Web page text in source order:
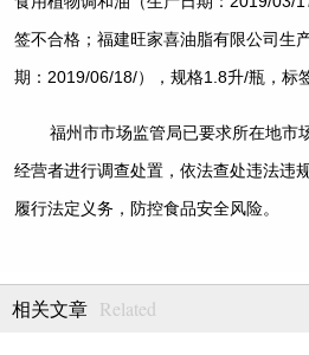
签不合格；福建旺家喜油脂有限公司生
期：2019/06/18/），规格1.8升/瓶，标
福州市市场监管局已要求所在地市
经营者进行调查处置，依法查处违法违
履行法定义务，防控食品安全风险。
相关文章 Related